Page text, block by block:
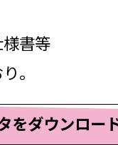
書等
。
をダウンロー